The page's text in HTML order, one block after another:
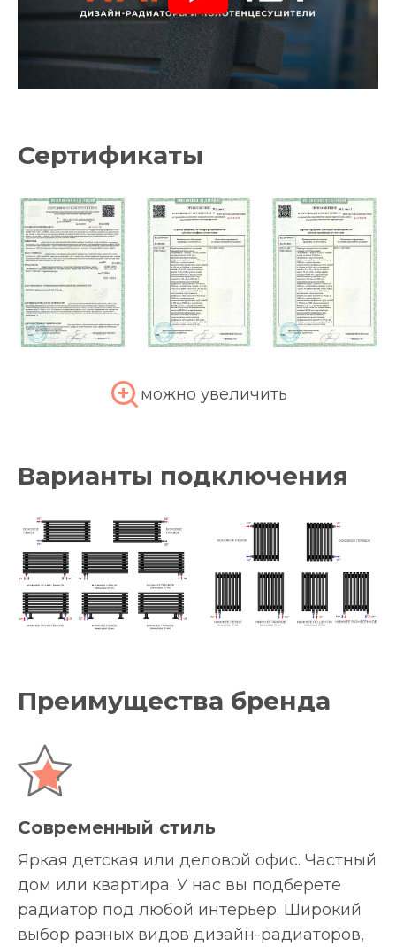
Сертификаты
можно увеличить
Варианты подключения
Преимущества бренда
Современный стиль
Яркая детская или деловой офис. Частный
дом или квартира. У нас вы подберете
радиатор под любой интерьер. Широкий
выбор разных видов дизайн-радиаторов,